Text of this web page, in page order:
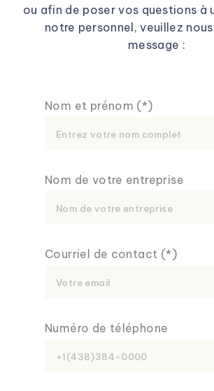
ou afin de poser vos questions à
notre personnel, veuillez
message :
Nom et prénom (*)
Nom de votre entreprise
Courriel de contact (*)
Numéro de téléphone